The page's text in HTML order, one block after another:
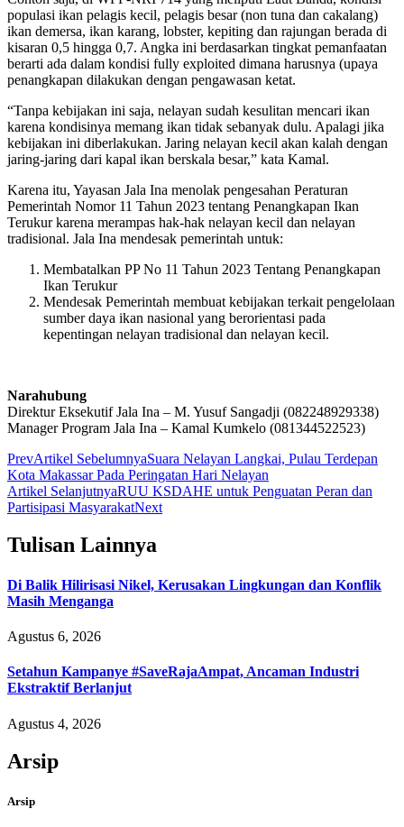
populasi ikan pelagis kecil, pelagis besar (non tuna dan cakalang)
ikan demersa, ikan karang, lobster, kepiting dan rajungan berada di
kisaran 0,5 hingga 0,7. Angka ini berdasarkan tingkat pemanfaatan
berarti ada dalam kondisi fully exploited dimana harusnya (upaya
penangkapan dilakukan dengan pengawasan ketat.
“Tanpa kebijakan ini saja, nelayan sudah kesulitan mencari ikan
karena kondisinya memang ikan tidak sebanyak dulu. Apalagi jika
kebijakan ini diberlakukan. Jaring nelayan kecil akan kalah dengan
jaring-jaring dari kapal ikan berskala besar,” kata Kamal.
Karena itu, Yayasan Jala Ina menolak pengesahan Peraturan
Pemerintah Nomor 11 Tahun 2023 tentang Penangkapan Ikan
Terukur karena merampas hak-hak nelayan kecil dan nelayan
tradisional. Jala Ina mendesak pemerintah untuk:
Membatalkan PP No 11 Tahun 2023 Tentang Penangkapan
Ikan Terukur
Mendesak Pemerintah membuat kebijakan terkait pengelolaan
sumber daya ikan nasional yang berorientasi pada
kepentingan nelayan tradisional dan nelayan kecil.
Narahubung
Direktur Eksekutif Jala Ina – M. Yusuf Sangadji (082248929338)
Manager Program Jala Ina – Kamal Kumkelo (081344522523)
PrevArtikel SebelumnyaSuara Nelayan Langkai, Pulau Terdepan
Kota Makassar Pada Peringatan Hari Nelayan
Artikel SelanjutnyaRUU KSDAHE untuk Penguatan Peran dan
Partisipasi MasyarakatNext
Tulisan Lainnya
Di Balik Hilirisasi Nikel, Kerusakan Lingkungan dan Konflik
Masih Menganga
Agustus 6, 2026
Setahun Kampanye #SaveRajaAmpat, Ancaman Industri
Ekstraktif Berlanjut
Agustus 4, 2026
Arsip
Arsip